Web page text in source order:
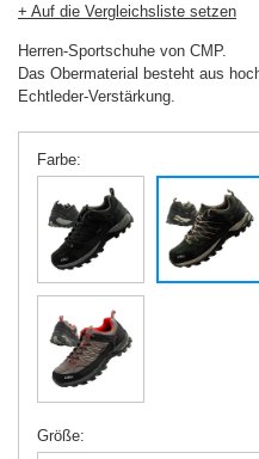
+ Auf die Vergleichsliste setzen
Herren-Sportschuhe von CMP.
Das Obermaterial besteht aus
Echtleder-Verstärkung.
Farbe
Größe